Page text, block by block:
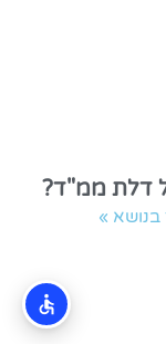
דלת ממ"ד?
בנושא »